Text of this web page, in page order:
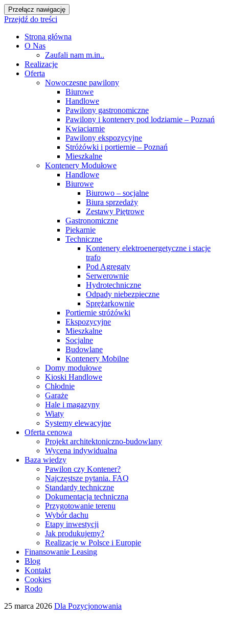
Przełącz nawigację
Przejdź do treści
Strona główna
O Nas
Zaufali nam m.in..
Realizacje
Oferta
Nowoczesne pawilony
Biurowe
Handlowe
Pawilony gastronomiczne
Pawilony i kontenery pod lodziarnie – Poznań
Kwiaciarnie
Pawilony ekspozycyjne
Stróżówki i portiernie – Poznań
Mieszkalne
Kontenery Modułowe
Handlowe
Biurowe
Biurowo – socjalne
Biura sprzedaży
Zestawy Piętrowe
Gastronomiczne
Piekarnie
Techniczne
Kontenery elektroenergetyczne i stacje
trafo
Pod Agregaty
Serwerownie
Hydrotechniczne
Odpady niebezpieczne
Sprężarkownie
Portiernie stróżówki
Ekspozycyjne
Mieszkalne
Socjalne
Budowlane
Kontenery Mobilne
Domy modułowe
Kioski Handlowe
Chłodnie
Garaże
Hale i magazyny
Wiaty
Systemy elewacyjne
Oferta cenowa
Projekt architektoniczno-budowlany
Wycena indywidualna
Baza wiedzy
Pawilon czy Kontener?
Najczęstsze pytania. FAQ
Standardy techniczne
Dokumentacja techniczna
Przygotowanie terenu
Wybór dachu
Etapy inwestycji
Jak produkujemy?
Realizacje w Polsce i Europie
Finansowanie Leasing
Blog
Kontakt
Cookies
Rodo
25 marca 2026 Dla Pozycjonowania